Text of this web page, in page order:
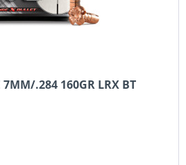
7MM/.284 160GR LRX BT